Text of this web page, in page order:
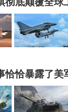
彻底颠覆全球
恰恰暴露了美